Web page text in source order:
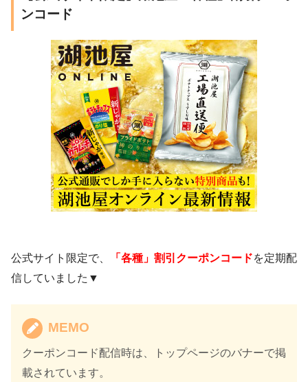
ンコード
公式サイト限定で、 「各種」割引クーポンコードを定期配
信していました▼
MEMO
クーポンコード配信時は、トップページのバナーで掲
載されています。